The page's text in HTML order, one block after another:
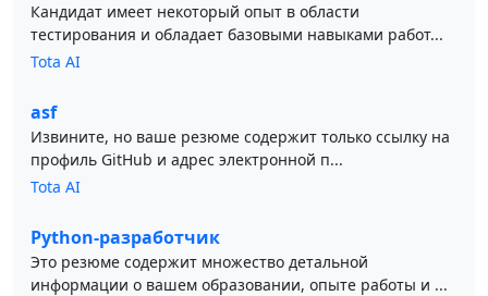
Кандидат имеет некоторый опыт в области
тестирования и обладает базовыми навыками работ...
Tota AI
asf
Извините, но ваше резюме содержит только ссылку на
профиль GitHub и адрес электронной п...
Tota AI
Python-разработчик
Это резюме содержит множество детальной
информации о вашем образовании, опыте работы и ...